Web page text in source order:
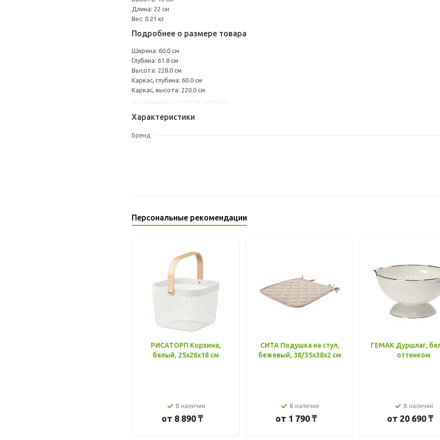
Длина: 22 см
Вес: 0.21 кг
Подробнее о размере товара
Ширина: 60.0 см
Глубина: 61.8 см
Высота: 228.0 см
Каркас, глубина: 60.0 см
Каркас, высота: 220.0 см
Характеристики
Бренд
Персональные рекомендации
РИСАТОРП Корзина,
белый, 25x26x18 см
В наличии
от 8 890 ₸
СИТА Подушка на стул,
бежевый, 38/35x38x2 см
В наличии
от 1 790 ₸
ГЕМАК Дуршлаг,
оттенком
В наличии
от 20 690 ₸